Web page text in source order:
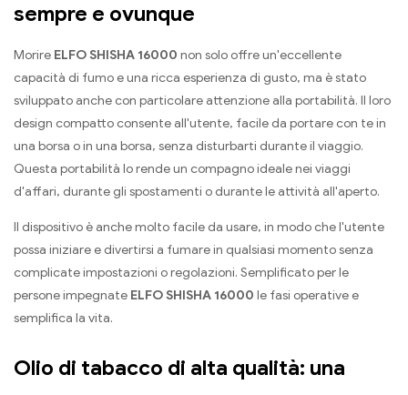
sempre e ovunque
Morire ELFO SHISHA 16000 non solo offre un'eccellente
capacità di fumo e una ricca esperienza di gusto, ma è stato
sviluppato anche con particolare attenzione alla portabilità. Il loro
design compatto consente all'utente, facile da portare con te in
una borsa o in una borsa, senza disturbarti durante il viaggio.
Questa portabilità lo rende un compagno ideale nei viaggi
d'affari, durante gli spostamenti o durante le attività all'aperto.
Il dispositivo è anche molto facile da usare, in modo che l'utente
possa iniziare e divertirsi a fumare in qualsiasi momento senza
complicate impostazioni o regolazioni. Semplificato per le
persone impegnate ELFO SHISHA 16000 le fasi operative e
semplifica la vita.
Olio di tabacco di alta qualità: una